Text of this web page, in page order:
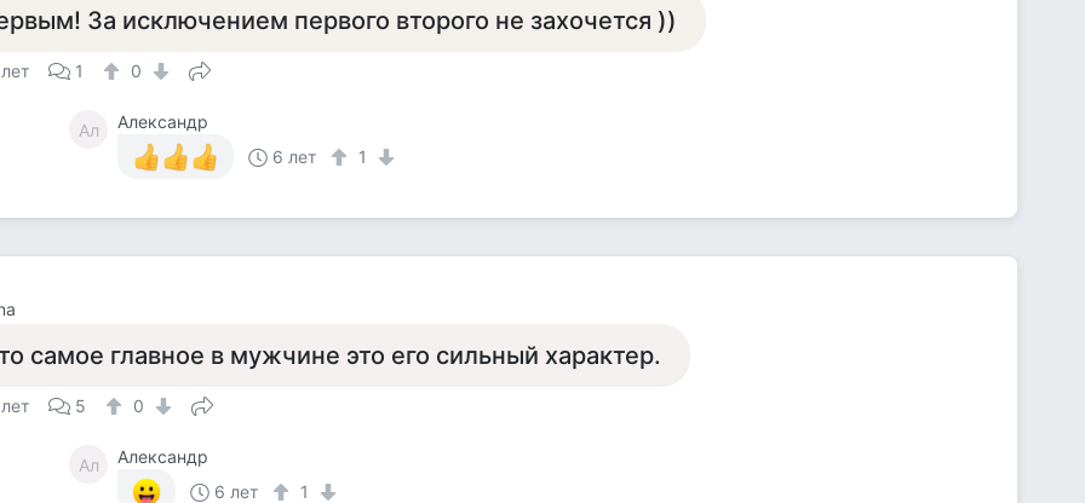
За исключением первого второго не захочется ))
1 0
Ал
Александр
6 лет
1
самое главное в мужчине это его сильный характер.
5 0
Ал
Александр
6 лет
1